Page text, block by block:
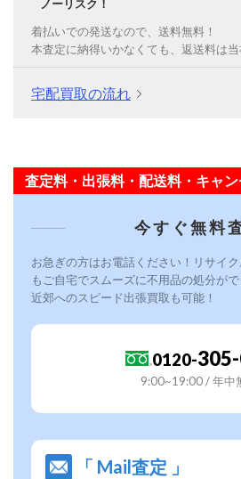
ノーリスク！
着払いでの発送なので、送料無料！
本査定に納得いかなくても、返送料は当
宅配買取の流れ
査定料・出張料・配送料・キャン
今すぐ無料
お急ぎの方はお電話ください！リサイ
もご自宅でスムーズに不用品の処分が
近郊へのスピード出張買取も可能！
0120-
9:00~19:00 / 年中
「 Mail査定 」